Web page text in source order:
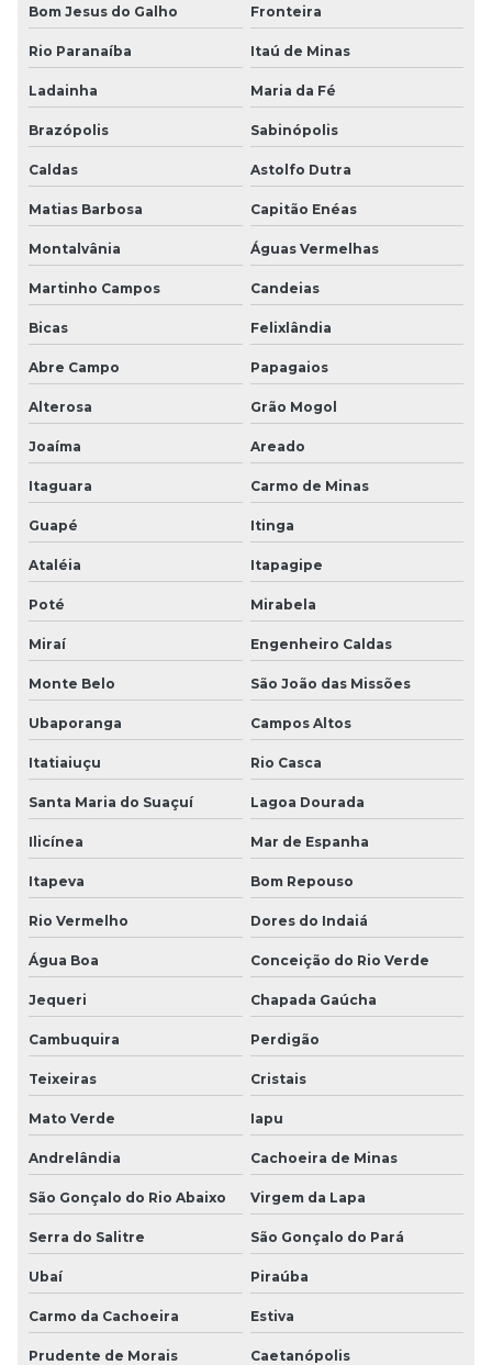
Bom Jesus do Galho Fronteira
Rio Paranaíba Itaú de Minas
Ladainha Maria da Fé
Brazópolis Sabinópolis
Caldas Astolfo Dutra
Matias Barbosa Capitão Enéas
Montalvânia Águas Vermelhas
Martinho Campos Candeias
Bicas Felixlândia
Abre Campo Papagaios
Alterosa Grão Mogol
Joaíma Areado
Itaguara Carmo de Minas
Guapé Itinga
Ataléia Itapagipe
Poté Mirabela
Miraí Engenheiro Caldas
Monte Belo São João das Missões
Ubaporanga Campos Altos
Itatiaiuçu Rio Casca
Santa Maria do Suaçuí Lagoa Dourada
Ilicínea Mar de Espanha
Itapeva Bom Repouso
Rio Vermelho Dores do Indaiá
Água Boa Conceição do Rio Verde
Jequeri Chapada Gaúcha
Cambuquira Perdigão
Teixeiras Cristais
Mato Verde Iapu
Andrelândia Cachoeira de Minas
São Gonçalo do Rio Abaixo Virgem da Lapa
Serra do Salitre São Gonçalo do Pará
Ubaí Piraúba
Carmo da Cachoeira Estiva
Prudente de Morais Caetanópolis